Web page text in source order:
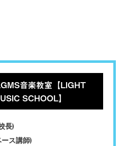
音楽教室【LIGHT
SCHOOL】
長)
ース講師)